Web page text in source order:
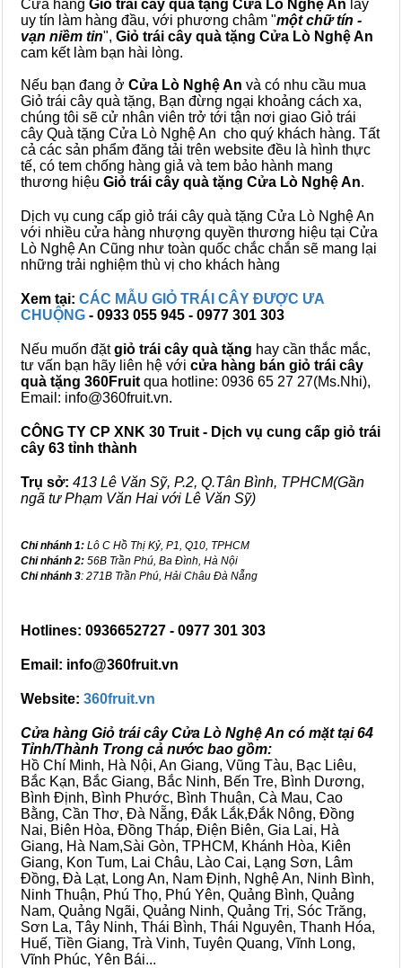
Cửa hàng Giỏ trái cây quà tặng Cửa Lò Nghệ An lấy
uy tín làm hàng đầu, với phương châm "một chữ tín -
vạn niềm tin", Giỏ trái cây quà tặng Cửa Lò Nghệ An
cam kết làm bạn hài lòng.
Nếu bạn đang ở Cửa Lò Nghệ An và có nhu cầu mua
Giỏ trái cây quà tặng, Bạn đừng ngại khoảng cách xa,
chúng tôi sẽ cử nhân viên trở tới tận nơi giao Giỏ trái
cây Quà tặng Cửa Lò Nghệ An cho quý khách hàng. Tất
cả các sản phẩm đăng tải trên website đều là hình thực
tế, có tem chống hàng giả và tem bảo hành mang
thương hiệu Giỏ trái cây quà tặng Cửa Lò Nghệ An.
Dịch vụ cung cấp giỏ trái cây quà tặng Cửa Lò Nghệ An
với nhiều cửa hàng nhượng quyền thương hiệu tại Cửa
Lò Nghệ An Cũng như toàn quốc chắc chắn sẽ mang lại
những trải nghiệm thù vị cho khách hàng
Xem tại: CÁC MẪU GIỎ TRÁI CÂY ĐƯỢC ƯA
CHUỘNG - 0933 055 945 - 0977 301 303
Nếu muốn đặtgiỏ trái cây quà tặng hay cần thắc mắc,
tư vấn bạn hãy liên hệ với cửa hàng bán giỏ trái cây
quà tặng 360Fruit qua hotline: 0936 65 27 27(Ms.Nhi),
Email: info@360fruit.vn.
CÔNG TY CP XNK 30 Truit - Dịch vụ cung cấp giỏ trái
cây 63 tỉnh thành
Trụ sở: 413 Lê Văn Sỹ, P.2, Q.Tân Bình, TPHCM(Gần
ngã tư Phạm Văn Hai với Lê Văn Sỹ)
Chi nhánh 1: Lô C Hồ Thị Kỷ, P1, Q10, TPHCM
Chi nhánh 2: 56B Trần Phú, Ba Đình, Hà Nội
Chi nhánh 3: 271B Trần Phú, Hải Châu Đà Nẵng
Hotlines: 0936652727 - 0977 301 303
Email: info@360fruit.vn
Website: 360fruit.vn
Cửa hàng Giỏ trái cây Cửa Lò Nghệ An có mặt tại 64
Tỉnh/Thành Trong cả nước bao gồm:
Hồ Chí Minh, Hà Nội, An Giang, Vũng Tàu, Bạc Liêu,
Bắc Kạn, Bắc Giang, Bắc Ninh, Bến Tre, Bình Dương,
Bình Định, Bình Phước, Bình Thuận, Cà Mau, Cao
Bằng, Cần Thơ, Đà Nẵng, Đắk Lắk,Đắk Nông, Đồng
Nai, Biên Hòa, Đồng Tháp, Điện Biên, Gia Lai, Hà
Giang, Hà Nam,Sài Gòn, TPHCM, Khánh Hòa, Kiên
Giang, Kon Tum, Lai Châu, Lào Cai, Lạng Sơn, Lâm
Đồng, Đà Lạt, Long An, Nam Định, Nghệ An, Ninh Bình,
Ninh Thuận, Phú Thọ, Phú Yên, Quảng Bình, Quảng
Nam, Quảng Ngãi, Quảng Ninh, Quảng Trị, Sóc Trăng,
Sơn La, Tây Ninh, Thái Bình, Thái Nguyên, Thanh Hóa,
Huế, Tiền Giang, Trà Vinh, Tuyên Quang, Vĩnh Long,
Vĩnh Phúc, Yên Bái...